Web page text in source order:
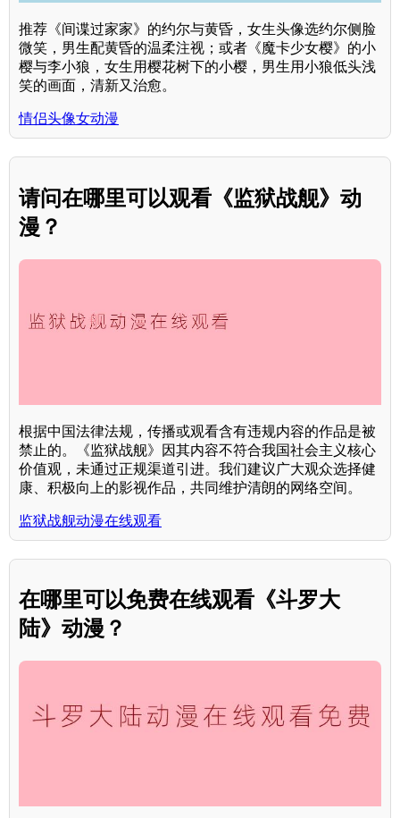
推荐《间谍过家家》的约尔与黄昏，女生头像选约尔侧脸
微笑，男生配黄昏的温柔注视；或者《魔卡少女樱》的小
樱与李小狼，女生用樱花树下的小樱，男生用小狼低头浅
笑的画面，清新又治愈。
情侣头像女动漫
请问在哪里可以观看《监狱战舰》动
漫？
根据中国法律法规，传播或观看含有违规内容的作品是被
禁止的。《监狱战舰》因其内容不符合我国社会主义核心
价值观，未通过正规渠道引进。我们建议广大观众选择健
康、积极向上的影视作品，共同维护清朗的网络空间。
监狱战舰动漫在线观看
在哪里可以免费在线观看《斗罗大
陆》动漫？